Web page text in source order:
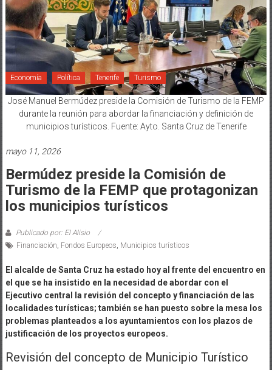
Economía Política Tenerife Turismo
José Manuel Bermúdez preside la Comisión de Turismo de la FEMP
durante la reunión para abordar la financiación y definición de
municipios turísticos. Fuente: Ayto. Santa Cruz de Tenerife
mayo 11, 2026
Bermúdez preside la Comisión de
Turismo de la FEMP que protagonizan
los municipios turísticos
Publicado por: El Alisio
Financiación Fondos Europeos Municipios turísticos
El alcalde de Santa Cruz ha estado hoy al frente del encuentro en
el que se ha insistido en la necesidad de abordar con el
Ejecutivo central la revisión del concepto y financiación de las
localidades turísticas; también se han puesto sobre la mesa los
problemas planteados a los ayuntamientos con los plazos de
justificación de los proyectos europeos.
Revisión del concepto de Municipio Turístico